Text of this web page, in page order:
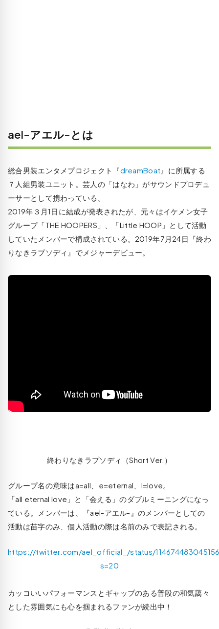
ael-アエル-とは
総合男装エンタメプロジェクト『dreamBoat 』に所属する
７人組男装ユニット。芸人の「はなわ」がサウンドプロデュ
ーサーとして携わっている。
2019年３月1日に結成が発表されたが、元々はイケメン女子
グループ「THE HOOPERS」、「Little HOOP」として活動
していたメンバーで構成されている。2019年7月24日『終わ
りなきラプソディ』でメジャーデビュー。
終わりなきラプソディ（Short Ver.）
グループ名の意味はa=all、e=eternal、l=love。
「all eternal love」と「会える」のダブルミーニングになっ
ている。メンバーは、『ael-アエル-』のメンバーとしての
活動は苗字のみ、個人活動の際は名前のみで表記される。
https://twitter.com/ael_official_/status/
s=20
カッコいいパフォーマンスとギャップのある普段の和気藹々
とした雰囲気にも心を掴まれるファンが続出中！